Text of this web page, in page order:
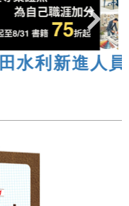
新進人員聯合